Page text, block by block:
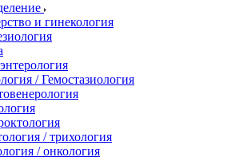
и гинекология
/ Гемостазиология
/ трихология
/ онкология